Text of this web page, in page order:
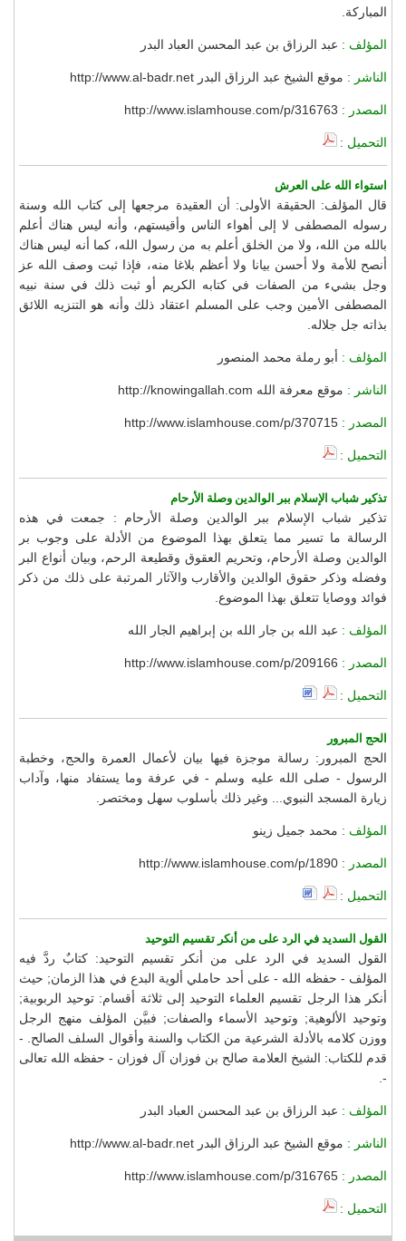
المباركة.
المؤلف : عبد الرزاق بن عبد المحسن العباد البدر
الناشر : موقع الشيخ عبد الرزاق البدر http://www.al-badr.net
المصدر : http://www.islamhouse.com/p/316763
التحميل :
استواء الله على العرش
قال المؤلف: الحقيقة الأولى: أن العقيدة مرجعها إلى كتاب الله وسنة
رسوله المصطفى لا إلى أهواء الناس وأقيستهم، وأنه ليس هناك أعلم
بالله من الله، ولا من الخلق أعلم به من رسول الله، كما أنه ليس هناك
أنصح للأمة ولا أحسن بيانا ولا أعظم بلاغا منه، فإذا ثبت وصف الله عز
وجل بشيء من الصفات في كتابه الكريم أو ثبت ذلك في سنة نبيه
المصطفى الأمين وجب على المسلم اعتقاد ذلك وأنه هو التنزيه اللائق
بذاته جل جلاله.
المؤلف : أبو رملة محمد المنصور
الناشر : موقع معرفة الله http://knowingallah.com
المصدر : http://www.islamhouse.com/p/370715
التحميل :
تذكير شباب الإسلام ببر الوالدين وصلة الأرحام
تذكير شباب الإسلام ببر الوالدين وصلة الأرحام : جمعت في هذه
الرسالة ما تسير مما يتعلق بهذا الموضوع من الأدلة على وجوب بر
الوالدين وصلة الأرحام، وتحريم العقوق وقطيعة الرحم، وبيان أنواع البر
وفضله وذكر حقوق الوالدين والأقارب والآثار المرتبة على ذلك من ذكر
فوائد ووصايا تتعلق بهذا الموضوع.
المؤلف : عبد الله بن جار الله بن إبراهيم الجار الله
المصدر : http://www.islamhouse.com/p/209166
التحميل :
الحج المبرور
الحج المبرور: رسالة موجزة فيها بيان لأعمال العمرة والحج، وخطبة
الرسول - صلى الله عليه وسلم - في عرفة وما يستفاد منها، وآداب
زيارة المسجد النبوي... وغير ذلك بأسلوب سهل ومختصر.
المؤلف : محمد جميل زينو
المصدر : http://www.islamhouse.com/p/1890
التحميل :
القول السديد في الرد على من أنكر تقسيم التوحيد
القول السديد في الرد على من أنكر تقسيم التوحيد: كتابٌ ردَّ فيه
المؤلف - حفظه الله - على أحد حاملي ألوية البدع في هذا الزمان; حيث
أنكر هذا الرجل تقسيم العلماء التوحيد إلى ثلاثة أقسام: توحيد الربوبية;
وتوحيد الألوهية; وتوحيد الأسماء والصفات; فبيَّن المؤلف منهج الرجل
ووزن كلامه بالأدلة الشرعية من الكتاب والسنة وأقوال السلف الصالح. -
قدم للكتاب: الشيخ العلامة صالح بن فوزان آل فوزان - حفظه الله تعالى
-.
المؤلف : عبد الرزاق بن عبد المحسن العباد البدر
الناشر : موقع الشيخ عبد الرزاق البدر http://www.al-badr.net
المصدر : http://www.islamhouse.com/p/316765
التحميل :